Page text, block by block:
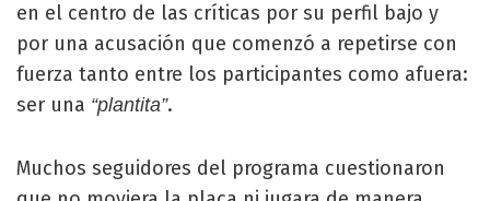
en el centro de las críticas por su perfil bajo y
por una acusación que comenzó a repetirse con
fuerza tanto entre los participantes como afuera:
ser una “plantita”.
Muchos seguidores del programa cuestionaron